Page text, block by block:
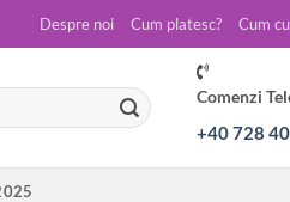
Despre noi Cum platesc? Cum
Comenzi
+40 728